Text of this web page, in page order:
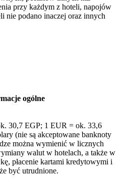
przy każdym z hoteli, napojów
nie podano inaczej oraz innych
ogólne
30,7 EGP; 1 EUR = ok. 33,6
(nie są akceptowane banknoty
można wymienić w licznych
walut w hotelach, a także w
płacenie kartami kredytowymi i
być utrudnione.